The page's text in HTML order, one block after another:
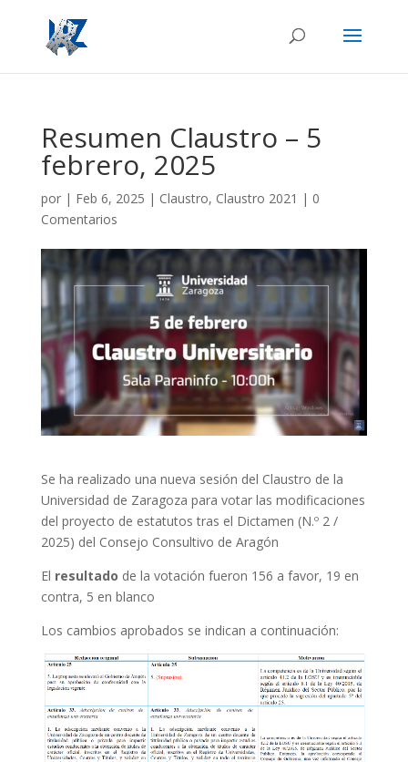
Resumen Claustro – 5
febrero, 2025
por | Feb 6, 2025 | Claustro, Claustro 2021 | 0
Comentarios
Se ha realizado una nueva sesión del Claustro de la
Universidad de Zaragoza para votar las modificaciones
del proyecto de estatutos tras el Dictamen (N.º 2 /
2025) del Consejo Consultivo de Aragón
El resultado de la votación fueron 156 a favor, 19 en
contra, 5 en blanco
Los cambios aprobados se indican a continuación: